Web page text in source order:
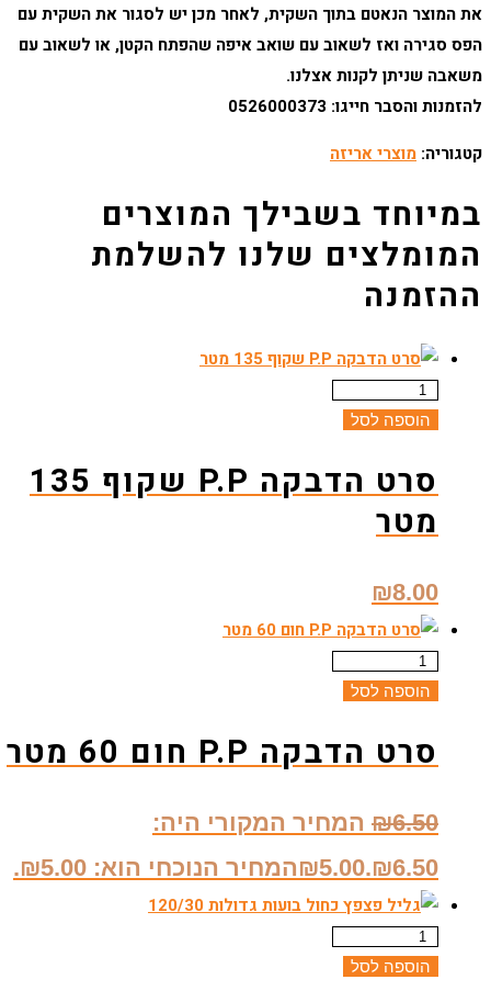
את המוצר הנאטם בתוך השקית, לאחר מכן יש לסגור את השקית עם
הפס סגירה ואז לשאוב עם שואב איפה שהפתח הקטן, או לשאוב עם
משאבה שניתן לקנות אצלנו.
להזמנות והסבר חייגו: 0526000373
קטגוריה:מוצרי אריזה
הוספה לסל
סרט הדבקה P.P שקוף 135
מטר
₪8.00
הוספה לסל
סרט הדבקה P.P חום 60 מטר
₪6.50
המחיר המקורי היה:
₪6.50.
₪5.00 המחיר הנוכחי הוא: ₪5.00.
הוספה לסל